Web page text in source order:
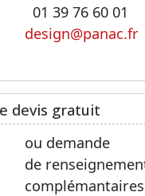
01 39 76 60 01
design@panac.fr
devis gratuit
ou demande
de
complémantaires